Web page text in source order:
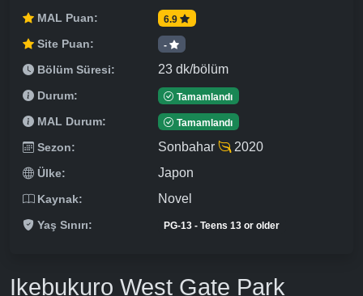
MAL Puan: 6.9
Site Puan: -
Bölüm Süresi: 23 dk/bölüm
Durum: Tamamlandı
MAL Durum: Tamamlandı
Sezon: Sonbahar 2020
Ülke: Japon
Kaynak: Novel
Yaş Sınırı: PG-13 - Teens 13 or older
Ikebukuro West Gate Park